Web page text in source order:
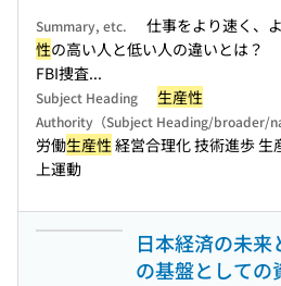
Summary, etc. 仕事をより速く、
性の高い人と低い人の違いとは？
FBI捜査...
Subject Heading 生産性
Authority（Subject Heading/broader/
労働生産性経営合理化 技術進歩 生
上運動
日本経済の未来
の基盤としての